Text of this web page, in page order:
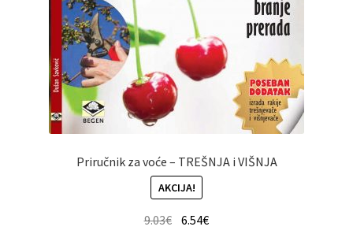
Priručnik za voće – TREŠNJA i VIŠNJA
AKCIJA!
9.03€ 6.54€